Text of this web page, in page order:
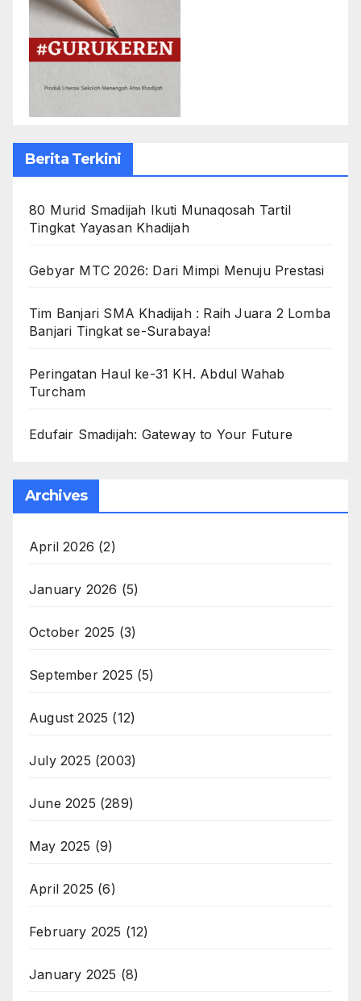
Berita Terkini
80 Murid Smadijah Ikuti Munaqosah Tartil
Tingkat Yayasan Khadijah
Gebyar MTC 2026: Dari Mimpi Menuju Prestasi
Tim Banjari SMA Khadijah : Raih Juara 2 Lomba
Banjari Tingkat se-Surabaya!
Peringatan Haul ke-31 KH. Abdul Wahab
Turcham
Edufair Smadijah: Gateway to Your Future
Archives
April 2026 (2)
January 2026 (5)
October 2025 (3)
September 2025 (5)
August 2025 (12)
July 2025 (2003)
June 2025 (289)
May 2025 (9)
April 2025 (6)
February 2025 (12)
January 2025 (8)